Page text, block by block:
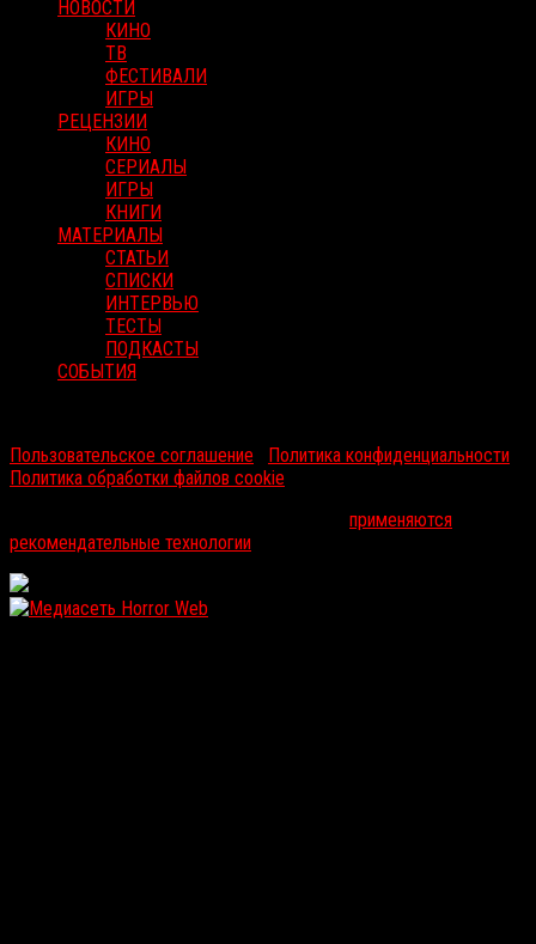
НОВОСТИ
КИНО
ТВ
ФЕСТИВАЛИ
ИГРЫ
РЕЦЕНЗИИ
КИНО
СЕРИАЛЫ
ИГРЫ
КНИГИ
МАТЕРИАЛЫ
СТАТЬИ
СПИСКИ
ИНТЕРВЬЮ
ТЕСТЫ
ПОДКАСТЫ
СОБЫТИЯ
Пользовательское соглашение
Политика конфиденциальности
Политика обработки файлов cookie
применяются
рекомендательные технологии